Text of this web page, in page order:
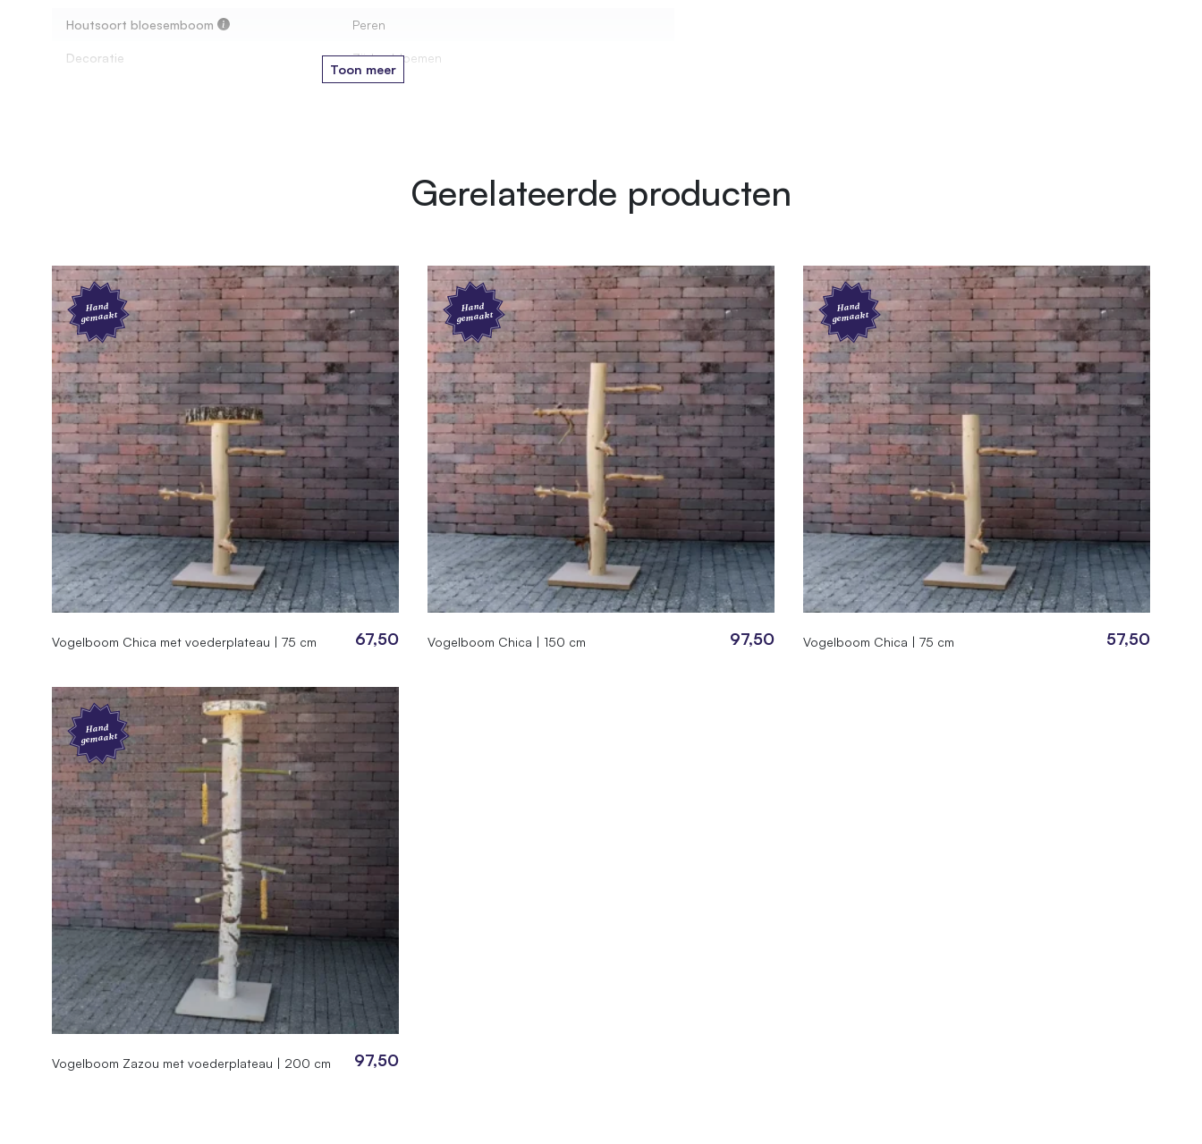
Houtsoort bloesemboom Peren
Decoratie Zijden bloemen
Leveringsvorm Compleet gemonteerd
Product
SKU 430.11.05.200
EAN 7442954955983
Toon meer
Gerelateerde producten
Hand
gemaakt
Vogelboom Chica met voederplateau | 75 cm 67,50
Hand
gemaakt
Vogelboom Chica | 150 cm 97,50
Hand
gemaakt
Vogelboom Chica | 75 cm 57,50
Hand
gemaakt
Vogelboom Zazou met voederplateau | 200 cm 97,50